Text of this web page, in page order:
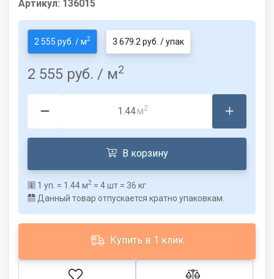
Артикул: 136015
2 555 руб. / м2 3 679.2 руб. / упак
2 555 руб. / м2
м2
В корзину
1 уп. = 1.44м2 = 4шт = 36 кг
Данный товар отпускается кратно упаковкам.
Купить в 1 клик